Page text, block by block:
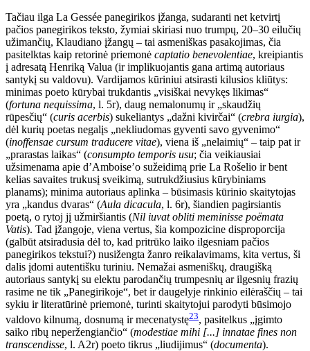
Tačiau ilga La Gessée panegirikos įžanga, sudaranti net ketvirtį
pačios panegirikos teksto, žymiai skiriasi nuo trumpų, 20–30 eilučių
užimančių, Klaudiano įžangų – tai asmeniškas pasakojimas, čia
pasitelktas kaip retorinė priemonė captatio benevolentiae, kreipiantis
į adresatą Henriką Valua (ir implikuojantis gana artimą autoriaus
santykį su valdovu). Vardijamos kūriniui atsirasti kilusios kliūtys:
minimas poeto kūrybai trukdantis „visiškai nevykęs likimas“
(fortuna nequissima, l. 5r), daug nemalonumų ir „skaudžių
rūpesčių“ (curis acerbis) sukeliantys „dažni kivirčai“ (crebra iurgia),
dėl kurių poetas negalįs „nekliudomas gyventi savo gyvenimo“
(inoffensae cursum traducere vitae), viena iš „nelaimių“ – taip pat ir
„prarastas laikas“ (consumpto temporis usu; čia veikiausiai
užsimenama apie d’Amboise’o sužeidimą prie La Rošelio ir bent
kelias savaites trukusį sveikimą, sutrukdžiusius kūrybiniams
planams); minima autoriaus aplinka – būsimasis kūrinio skaitytojas
yra „kandus dvaras“ (Aula dicacula, l. 6r), šiandien pagirsiantis
poetą, o rytoj jį užmiršiantis (Nil iuvat obliti meminisse poëmata
Vatis). Tad įžangoje, viena vertus, šia kompozicine disproporcija
(galbūt atsiradusia dėl to, kad pritrūko laiko ilgesniam pačios
panegirikos tekstui?) nusižengta žanro reikalavimams, kita vertus, ši
dalis įdomi autentišku turiniu. Nemažai asmeniškų, draugišką
autoriaus santykį su elektu parodančių trumpesnių ar ilgesnių frazių
rasime ne tik „Panegirikoje“, bet ir daugelyje rinkinio eilėraščių – tai
sykiu ir literatūrinė priemonė, turinti skaitytojui parodyti būsimojo
valdovo kilnumą, dosnumą ir mecenatystę23, pasitelkus „įgimto
saiko ribų neperžengiančio“ (modestiae mihi [...] innatae fines non
transcendisse, l. A2r) poeto tikrus „liudijimus“ (documenta).